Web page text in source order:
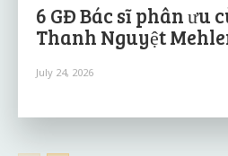
6 GĐ Bác sĩ phân ưu
Thanh Nguyệt
July 24, 2026